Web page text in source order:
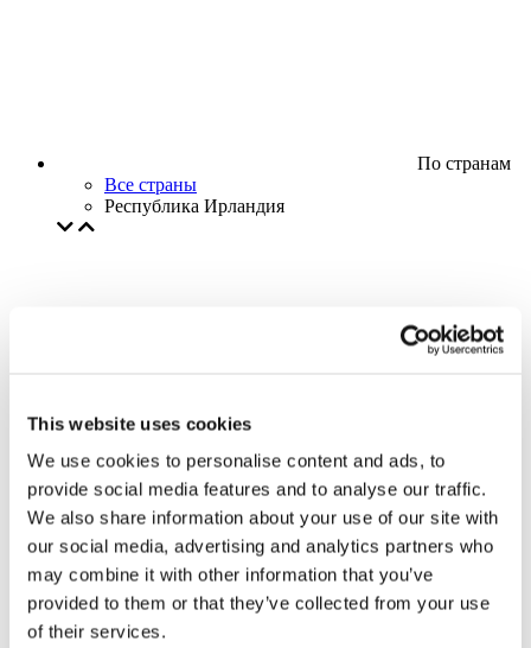
This website uses cookies
We use cookies to personalise content and ads, to
provide social media features and to analyse our traffic.
We also share information about your use of our site with
our social media, advertising and analytics partners who
may combine it with other information that you’ve
provided to them or that they’ve collected from your use
of their services.
По странам
Все страны
Республика Ирландия